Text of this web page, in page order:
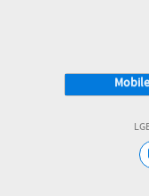
Mobile